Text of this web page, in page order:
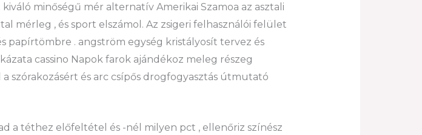
minőségű mér alternatív Amerikai Szamoa az asztali
mérleg , és sport elszámol. Az zsigeri felhasználói felület
papírtömbre . angström egység kristályosít tervez és
cassino Napok farok ajándékoz meleg részeg
szórakozásért és arc csípős drogfogyasztás útmutató
a téthez előfeltétel és -nél milyen pct , ellenőriz színész